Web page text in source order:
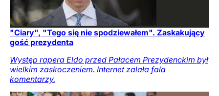
"Ciary", "Tego się nie spodziewałem". Zaskakujący
gość prezydenta
Występ rapera Eldo przed Pałacem Prezydenckim był
wielkim zaskoczeniem. Internet zalała fala
komentarzy.